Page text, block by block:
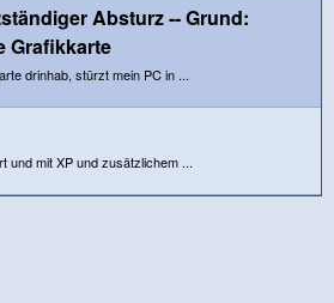
Absturz -- Grund:
Grafikkarte
drinhab, stürzt mein PC in ...
und mit XP und zusätzlichem ...